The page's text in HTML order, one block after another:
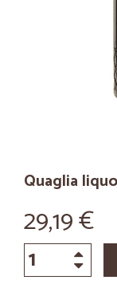
Quaglia
29,19 €